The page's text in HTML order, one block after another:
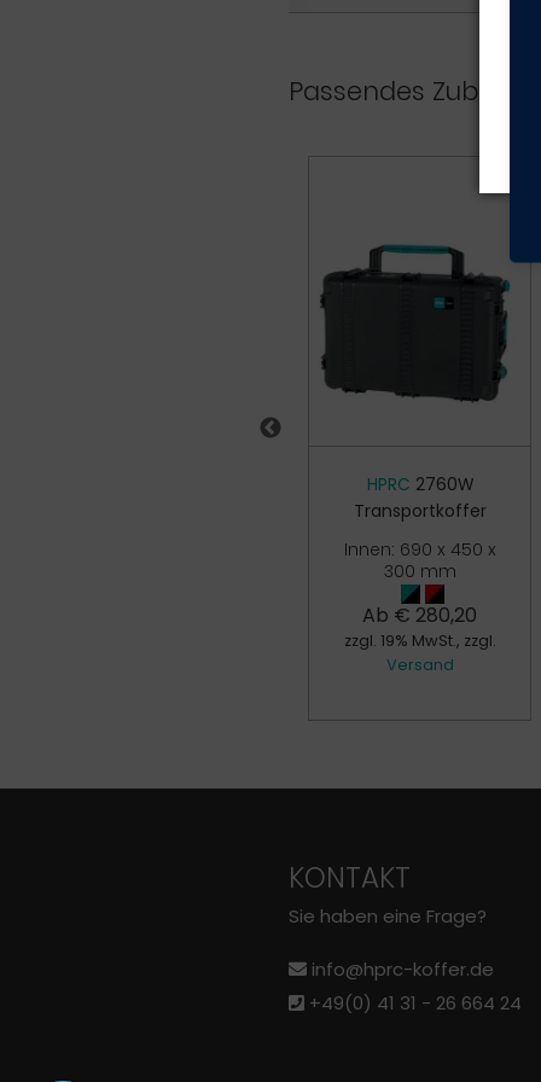
Passendes Zubehör
HPRC 2760W
Transportkoffer
Innen: 690 x 450 x
300 mm
Ab € 280,20
zzgl. 19% MwSt., zzgl.
Versand
KONTAKT
Sie haben eine Frage?
info@hprc-koffer.de
+49(0) 41 31 - 26 664 24